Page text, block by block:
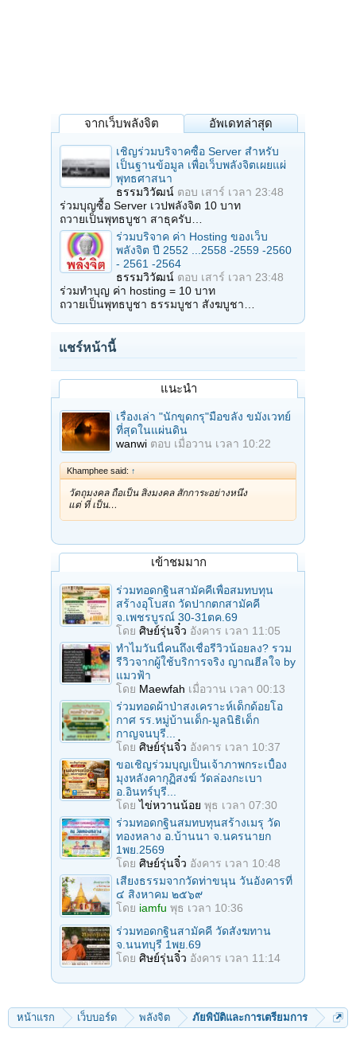
จากเว็บพลังจิต อัพเดทล่าสุด
เชิญร่วมบริจาคซื้อ Server สำหรับ
เป็นฐานข้อมูล เพื่อเว็บพลังจิตเผยแผ่
พุทธศาสนา
ธรรมวิวัฒน์ ตอบ เสาร์ เวลา 23:48
ร่วมบุญซื้อ Server เวปพลังจิต 10 บาท
ถวายเป็นพุทธบูชา สาธุครับ…
ร่วมบริจาค ค่า Hosting ของเว็บ
พลังจิต ปี 2552 ...2558 -2559 -2560
- 2561 -2564
ธรรมวิวัฒน์ ตอบ เสาร์ เวลา 23:48
ร่วมทำบุญ ค่า hosting = 10 บาท
ถวายเป็นพุทธบูชา ธรรมบูชา สังฆบูชา…
แชร์หน้านี้
แนะนำ
เรื่องเล่า "นักขุดกรุ"มือขลัง ขมังเวทย์
ที่สุดในแผ่นดิน
wanwi ตอบ เมื่อวาน เวลา 10:22
Khamphee said: ↑
วัตถุมงคล ถือเป็น สิ่งมงคล สักการะอย่างหนึ่ง
แต่ ที่ เป็น…
เข้าชมมาก
ร่วมทอดกฐินสามัคคีเพื่อสมทบทุน
สร้างอุโบสถ วัดปากตกสามัคคี
จ.เพชรบูรณ์ 30-31ตค.69
โดย ศิษย์รุ่นจิ๋ว อังคาร เวลา 11:05
ทำไมวันนี้คนถึงเชื่อรีวิวน้อยลง? รวม
รีวิวจากผู้ใช้บริการจริง ญาณฮีลใจ by
แมวฟ้า
โดย Maewfah เมื่อวาน เวลา 00:13
ร่วมทอดผ้าป่าสงเคราะห์เด็กด้อยโอ
กาศ รร.หมู่บ้านเด็ก-มูลนิธิเด็ก
กาญจนบุรี...
โดย ศิษย์รุ่นจิ๋ว อังคาร เวลา 10:37
ขอเชิญร่วมบุญเป็นเจ้าภาพกระเบื้อง
มุงหลังคากุฏิสงฆ์ วัดล่องกะเบา
อ.อินทร์บุรี...
โดยไข่หวานน้อย พุธ เวลา 07:30
ร่วมทอดกฐินสมทบทุนสร้างเมรุ วัด
ทองหลาง อ.บ้านนา จ.นครนายก
1พย.2569
โดย ศิษย์รุ่นจิ๋ว อังคาร เวลา 10:48
เสียงธรรมจากวัดท่าขนุน วันอังคารที่
๔ สิงหาคม ๒๕๖๙
โดย iamfu พุธ เวลา 10:36
ร่วมทอดกฐินสามัคคี วัดสังฆทาน
จ.นนทบุรี 1พย.69
โดย ศิษย์รุ่นจิ๋ว อังคาร เวลา 11:14
หน้าแรก เว็บบอร์ด พลังจิต ภัยพิบัติและการเตรียมการ